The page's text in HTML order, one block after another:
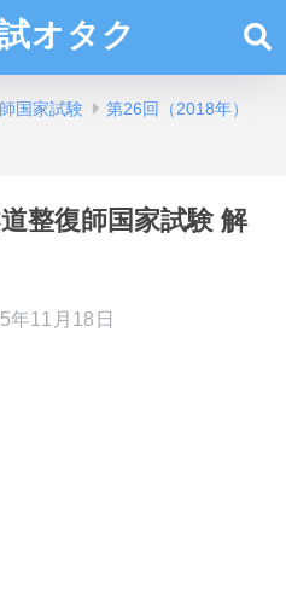
オタク
国家試験 第26回（2018年）
整復師国家試験 解
年11月18日